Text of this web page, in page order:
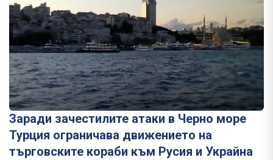
Заради зачестилите атаки в Черно море
Турция ограничава движението на
търговските кораби към Русия и Украйна